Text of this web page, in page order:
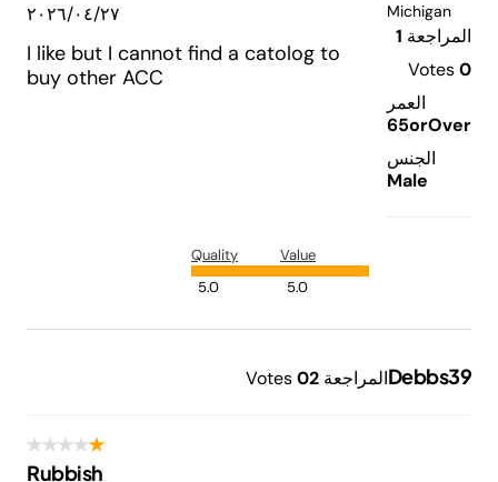
Michigan
المراجعة 1
Votes0
العمر
65orOver
الجنس
Male
٢٧‏/٠٤‏/٢٠٢٦
I like but I cannot find a catolog to
buy other ACC
Value
5.0
Quality
5.0
Debbs39المراجعة 2
Votes 0
Rubbish